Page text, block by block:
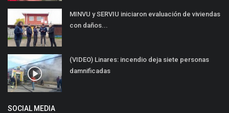
MINVU y SERVIU iniciaron evaluación de viviendas
con daños...
(VIDEO) Linares: incendio deja siete personas
damnificadas
SOCIAL MEDIA